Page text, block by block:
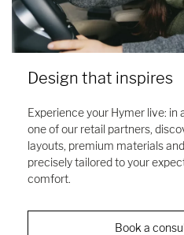
Motorhome and
Regardless of whether it's a
with our configurator, you can
according to your wishes.
To the